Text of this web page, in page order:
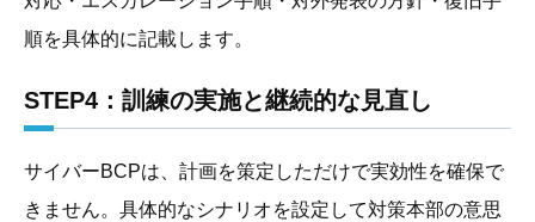
順を具体的に記載します。
STEP4：訓練の実施と継続的な見直し
サイバーBCPは、計画を策定しただけで実効性を確保で
きません。具体的なシナリオを設定して対策本部の意思